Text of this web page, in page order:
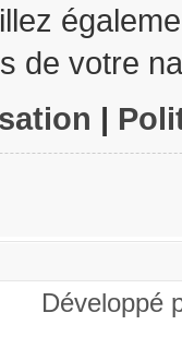
de votre
|
Développé